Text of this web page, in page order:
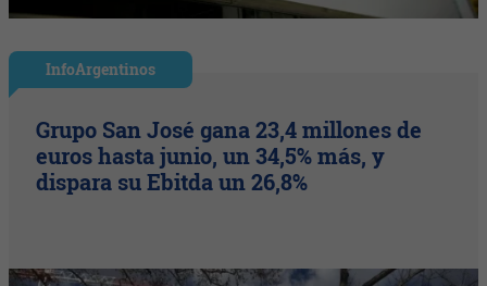
InfoArgentinos
Grupo San José gana 23,4 millones de
euros hasta junio, un 34,5% más, y
dispara su Ebitda un 26,8%